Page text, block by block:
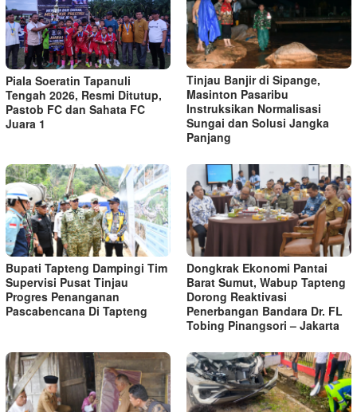
Piala Soeratin Tapanuli
Tengah 2026, Resmi Ditutup,
Pastob FC dan Sahata FC
Juara 1
Tinjau Banjir di Sipange,
Masinton Pasaribu
Instruksikan Normalisasi
Sungai dan Solusi Jangka
Panjang
Bupati Tapteng Dampingi Tim
Supervisi Pusat Tinjau
Progres Penanganan
Pascabencana Di Tapteng
Dongkrak Ekonomi Pantai
Barat Sumut, Wabup Tapteng
Dorong Reaktivasi
Penerbangan Bandara Dr. FL
Tobing Pinangsori – Jakarta